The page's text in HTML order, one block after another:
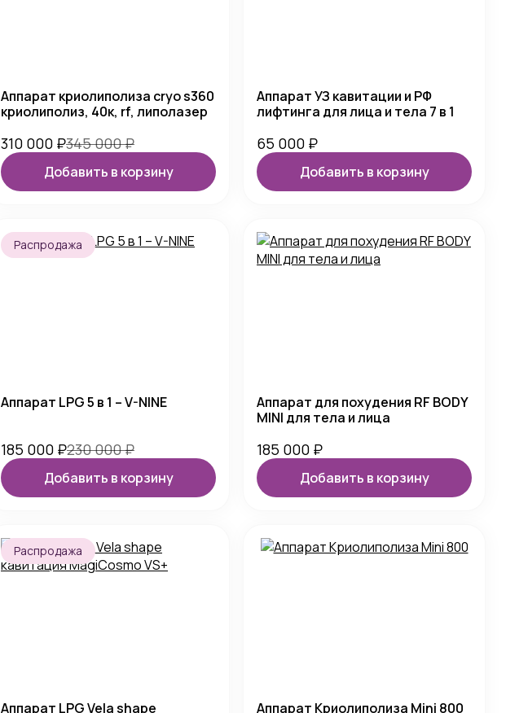
Аппарат криолиполиза cryo s360
криолиполиз, 40к, rf, липолазер
310 000 ₽345 000₽
Добавить в корзину
Аппарат УЗ кавитации и РФ
лифтинга для лица и тела 7 в 1
65 000 ₽
Добавить в корзину
Распродажа
Аппарат LPG 5 в 1 – V-NINE
185 000 ₽230 000₽
Добавить в корзину
Аппарат для похудения RF BODY
MINI для тела и лица
185 000 ₽
Добавить в корзину
Распродажа
Аппарат LPG Vela shape
Аппарат Криолиполиза Mini 800